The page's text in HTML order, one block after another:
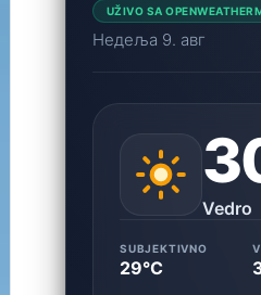
UŽIVO SA
Недеља 9. авг
Vedro
SUBJEKTIVNO
29°C